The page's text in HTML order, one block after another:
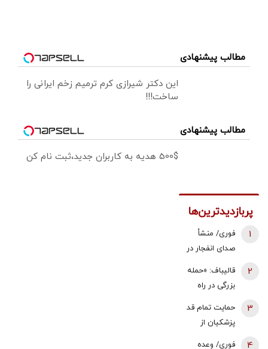
مطالب پیشنهادی
این دکتر شیرازی کرم ترمیم زخم ایرانی را
ساخت!!!
مطالب پیشنهادی
500$ هدیه به کاربران جدید،ثبت نام کن
پربازدیدترین‌ها
فوری/ منشأ
صدای انفجار در
شد/ مقابه با
در ورودی تنگه
هرمز
1
قالیباف: «حمله
بزرگی در راه
می‌خواهند
مذاکره کنند» |
2
حمایت تمام قد
پزشکیان از
3
فوری/ وعده
4